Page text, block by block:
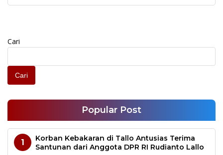
Cari
Cari
Popular Post
1
Korban Kebakaran di Tallo Antusias Terima
Santunan dari Anggota DPR RI Rudianto Lallo